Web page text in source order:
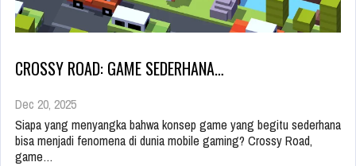
CROSSY ROAD: GAME SEDERHANA…
Dec 20, 2025
Siapa yang menyangka bahwa konsep game yang begitu sederhana
bisa menjadi fenomena di dunia mobile gaming? Crossy Road,
game…